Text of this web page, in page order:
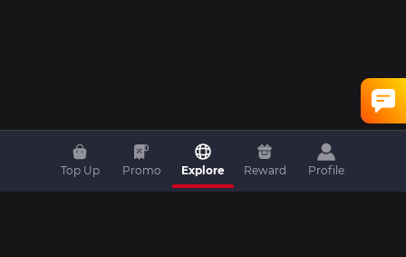
Top Up Promo Explore Reward Profile